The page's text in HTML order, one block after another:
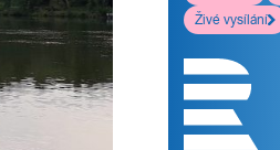
Živé vysílání